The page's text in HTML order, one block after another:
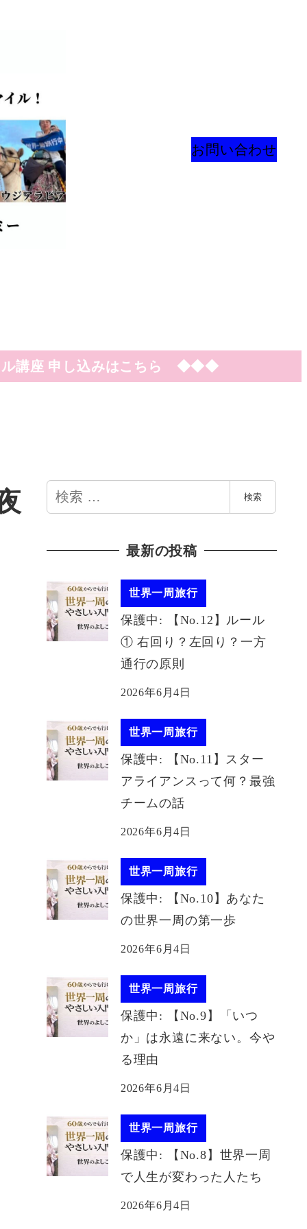
お問い合わせ
ル講座 申し込みはこちら ◆◆◆
検
索
検索
最新の投稿
世界一周旅行
保護中: 【No.12】ルール
① 右回り？左回り？一方
通行の原則
2026年6月4日
世界一周旅行
保護中: 【No.11】スター
アライアンスって何？最強
チームの話
2026年6月4日
世界一周旅行
保護中: 【No.10】あなた
の世界一周の第一歩
2026年6月4日
世界一周旅行
保護中: 【No.9】「いつ
か」は永遠に来ない。今や
る理由
2026年6月4日
世界一周旅行
保護中: 【No.8】世界一周
で人生が変わった人たち
2026年6月4日